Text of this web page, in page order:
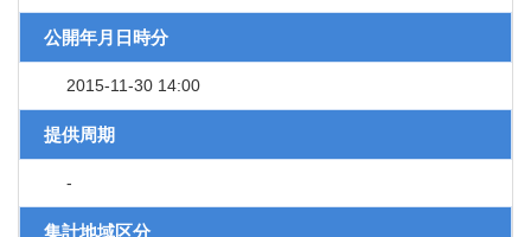
公開年月日時分
2015-11-30 14:00
提供周期
-
集計地域区分